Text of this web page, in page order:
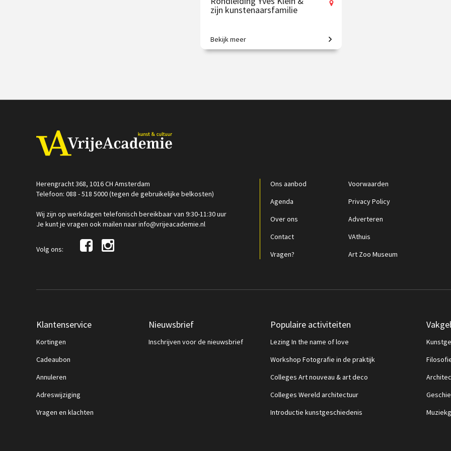
zijn kunstenaarsfamilie
Van monochroom tot kosmische
kleuren.
Op locatie
Bekijk meer
Herengracht 368, 1016 CH Amsterdam
Telefoon: 088 - 518 5000 (tegen de gebruikelijke belkosten)
Wij zijn op werkdagen telefonisch bereikbaar van 9:30-11:30 uur
Je kunt je vragen ook mailen naar info@vrijeacademie.nl
Volg ons:
Ons aanbod
Agenda
Over ons
Contact
Vragen?
Voorwaarden
Privacy Policy
Adverteren
VAthuis
Art Zoo Museum
Klantenservice
Kortingen
Cadeaubon
Annuleren
Adreswijziging
Vragen en klachten
Nieuwsbrief
Inschrijven voor de nieuwsbrief
Populaire activiteiten
Lezing In the name of love
Workshop Fotografie in de praktijk
Colleges Art nouveau & art deco
Colleges Wereld architectuur
Introductie kunstgeschiedenis